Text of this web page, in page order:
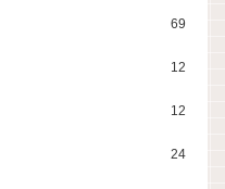
69
12
12
24